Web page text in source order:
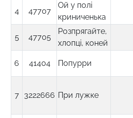
4 47707
Ой у полi
криниченька
5 47705
Розпрягайте,
хлопцi, коней
6 41404 Попурри
7 3222666 При лужке